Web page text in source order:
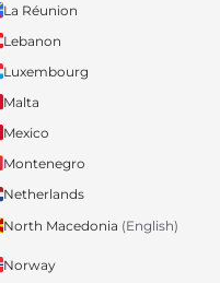
La Réunion
Lebanon
Luxembourg
Malta
Mexico
Montenegro
Netherlands
North Macedonia (English)
Norway